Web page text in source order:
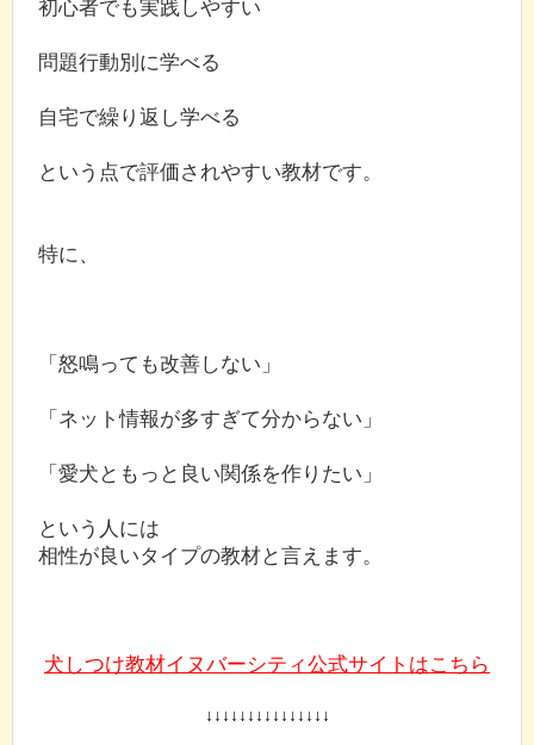
初心者でも実践しやすい
問題行動別に学べる
自宅で繰り返し学べる
という点で評価されやすい教材です。
特に、
「怒鳴っても改善しない」
「ネット情報が多すぎて分からない」
「愛犬ともっと良い関係を作りたい」
という人には
相性が良いタイプの教材と言えます。
犬しつけ教材イヌバーシティ公式サイトはこちら
↓↓↓↓↓↓↓↓↓↓↓↓↓↓↓